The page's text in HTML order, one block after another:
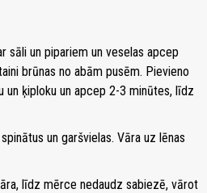
sāli un pipariem un veselas apcep
brūnas no abām pusēm. Pievieno
un ķiploku un apcep 2-3 minūtes, līdz
un garšvielas. Vāra uz lēnas
līdz mērce nedaudz sabiezē, vārot